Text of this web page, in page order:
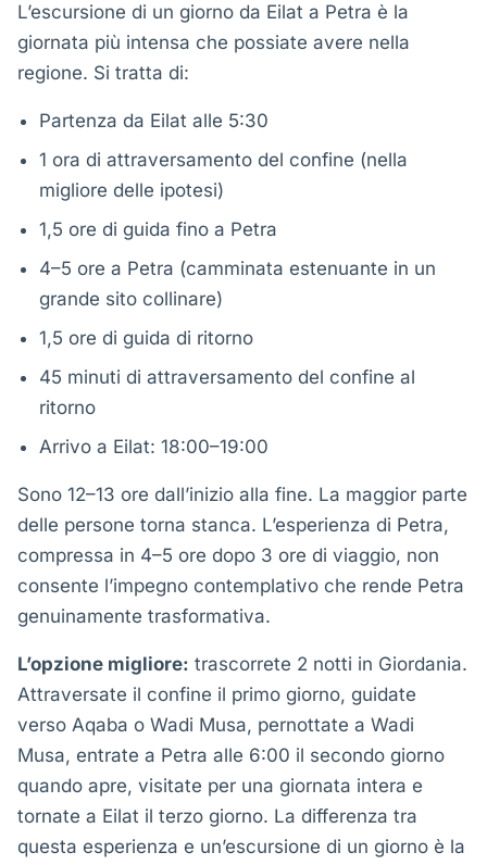
L’escursione di un giorno da Eilat a Petra è la
giornata più intensa che possiate avere nella
regione. Si tratta di:
Partenza da Eilat alle 5:30
1 ora di attraversamento del confine (nella
migliore delle ipotesi)
1,5 ore di guida fino a Petra
4–5 ore a Petra (camminata estenuante in un
grande sito collinare)
1,5 ore di guida di ritorno
45 minuti di attraversamento del confine al
ritorno
Arrivo a Eilat: 18:00–19:00
Sono 12–13 ore dall’inizio alla fine. La maggior parte
delle persone torna stanca. L’esperienza di Petra,
compressa in 4–5 ore dopo 3 ore di viaggio, non
consente l’impegno contemplativo che rende Petra
genuinamente trasformativa.
L’opzione migliore: trascorrete 2 notti in Giordania.
Attraversate il confine il primo giorno, guidate
verso Aqaba o Wadi Musa, pernottate a Wadi
Musa, entrate a Petra alle 6:00 il secondo giorno
quando apre, visitate per una giornata intera e
tornate a Eilat il terzo giorno. La differenza tra
questa esperienza e un’escursione di un giorno è la